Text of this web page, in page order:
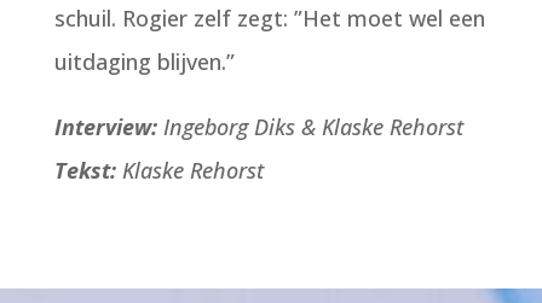
schuil. Rogier zelf zegt: ”Het moet wel een
uitdaging blijven.”
Interview:Ingeborg Diks & Klaske Rehorst
Tekst:Klaske Rehorst